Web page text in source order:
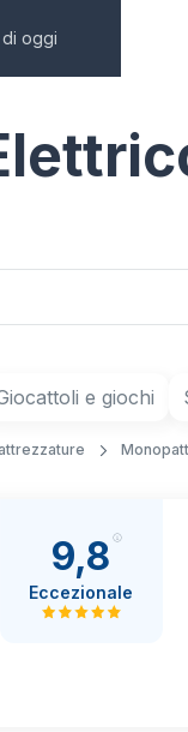
oggi
e giochi
9,8
Eccezionale